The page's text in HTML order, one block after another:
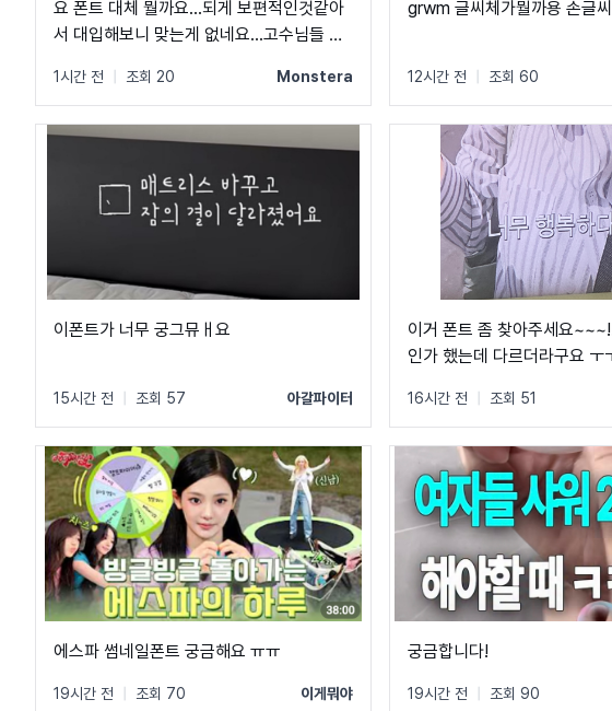
요 폰트 대체 뭘까요...되게 보편적인것같아
서 대입해보니 맞는게 없네요...고수님들 도
1시간 전 조회 20 Monstera
grwm 글씨체가뭘까용 손글
12시간 전 조회 60
이폰트가 너무 궁그뮤ㅐ요
15시간 전 조회 57 아갈파이터
이거 폰트 좀 찾아주세요
인가 했는데 다르더라구요 ㅜ
16시간 전 조회 51
에스파 썸네일폰트 궁금해요 ㅠㅠ
19시간 전 조회 70 이게뭐야
궁금합니다!
19시간 전 조회 90